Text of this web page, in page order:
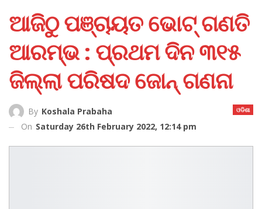
ଆଜିଠୁ ପଞ୍ଚାୟତ ଭୋଟ୍‌ ଗଣତି
ଆରମ୍ଭ : ପ୍ରଥମ ଦିନ ୩୧୫
ଜିଲ୍ଲା ପରିଷଦ ଜୋନ୍‌ ଗଣନା
ଓଡିଶା
By Koshala Prabaha
On Saturday 26th February 2022, 12:14 pm